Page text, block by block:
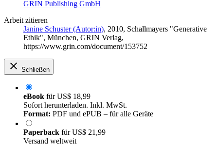
GRIN Publishing GmbH
Arbeit zitieren
Janine Schuster (Autor:in), 2010, Schallmayers "Generative
Ethik", München, GRIN Verlag,
https://www.grin.com/document/153752
Schließen
eBook fürUS$ 18,99
Sofort herunterladen. Inkl. MwSt.
Format: PDF und ePUB – für alle Geräte
Paperback fürUS$ 21,99
Versand weltweit